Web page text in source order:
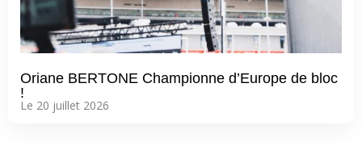
Oriane BERTONE Championne d’Europe de bloc
!
Le 20 juillet 2026